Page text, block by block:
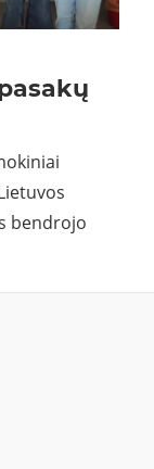
bendrojo